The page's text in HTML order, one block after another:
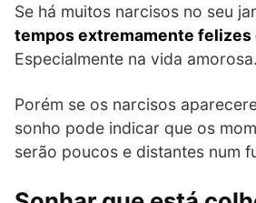
Se há muitos narcisos no seu
tempos extremamente felizes
Especialmente na vida amorosa.
Porém se os narcisos
sonho pode indicar que os
serão poucos e distantes num